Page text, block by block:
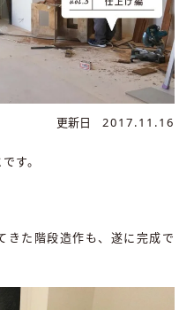
更新日 2017.11.16
す。
きた階段造作も、遂に完成で